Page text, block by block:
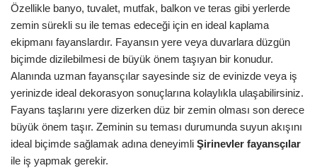
Özellikle banyo, tuvalet, mutfak, balkon ve teras gibi yerlerde
zemin sürekli su ile temas edeceği için en ideal kaplama
ekipmanı fayanslardır. Fayansın yere veya duvarlara düzgün
biçimde dizilebilmesi de büyük önem taşıyan bir konudur.
Alanında uzman fayansçılar sayesinde siz de evinizde veya iş
yerinizde ideal dekorasyon sonuçlarına kolaylıkla ulaşabilirsiniz.
Fayans taşlarını yere dizerken düz bir zemin olması son derece
büyük önem taşır. Zeminin su teması durumunda suyun akışını
ideal biçimde sağlamak adına deneyimli Şirinevler fayansçılar
ile iş yapmak gerekir.